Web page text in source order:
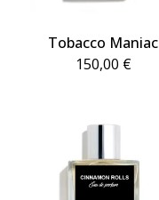
Tobacco Maniac
150,00 €